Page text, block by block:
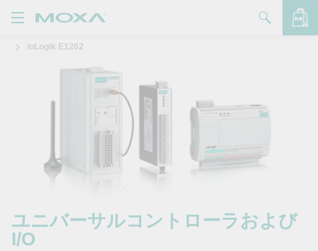
品
問い合わせ
ートナー・ゾーン
ioLogik E1262
ユニバーサルコントローラおよび
I/O